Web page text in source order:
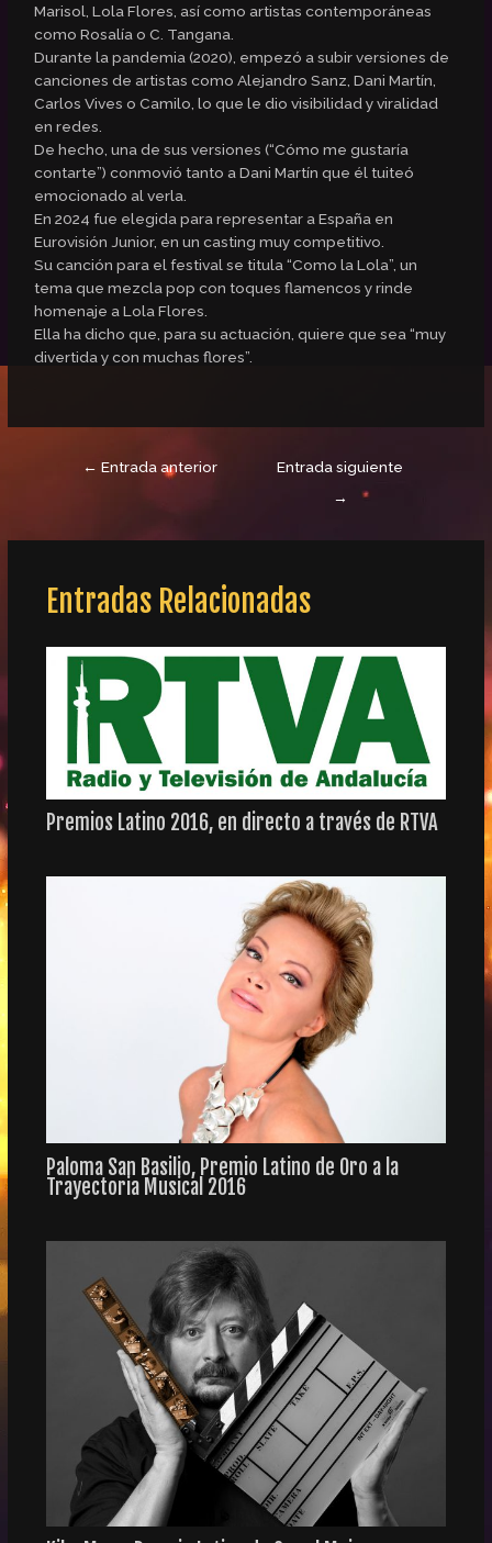
Marisol, Lola Flores, así como artistas contemporáneas
como Rosalía o C. Tangana.
Durante la pandemia (2020), empezó a subir versiones de
canciones de artistas como Alejandro Sanz, Dani Martín,
Carlos Vives o Camilo, lo que le dio visibilidad y viralidad
en redes.
De hecho, una de sus versiones (“Cómo me gustaría
contarte”) conmovió tanto a Dani Martín que él tuiteó
emocionado al verla.
En 2024 fue elegida para representar a España en
Eurovisión Junior, en un casting muy competitivo.
Su canción para el festival se titula “Como la Lola”, un
tema que mezcla pop con toques flamencos y rinde
homenaje a Lola Flores.
Ella ha dicho que, para su actuación, quiere que sea “muy
divertida y con muchas flores”.
← Entrada anterior
Entrada siguiente
→
Entradas Relacionadas
Premios Latino 2016, en directo a través de RTVA
Paloma San Basilio, Premio Latino de Oro a la
Trayectoria Musical 2016